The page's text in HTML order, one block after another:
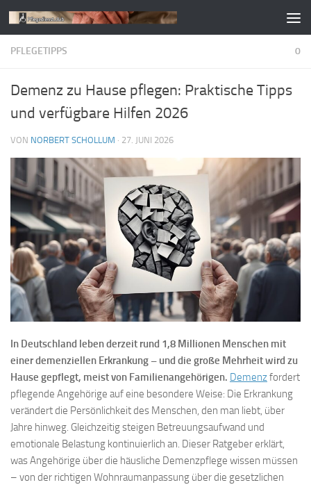
Zum Inhalt springen
PFLEGETIPPS 0
Demenz zu Hause pflegen: Praktische Tipps
und verfügbare Hilfen 2026
VON NORBERT SCHOLLUM · 27. JUNI 2026
In Deutschland leben derzeit rund 1,8 Millionen Menschen mit
einer demenziellen Erkrankung – und die große Mehrheit wird zu
Hause gepflegt, meist von Familienangehörigen. Demenzfordert
pflegende Angehörige auf eine besondere Weise: Die Erkrankung
verändert die Persönlichkeit des Menschen, den man liebt, über
Jahre hinweg. Gleichzeitig steigen Betreuungsaufwand und
emotionale Belastung kontinuierlich an. Dieser Ratgeber erklärt,
was Angehörige über die häusliche Demenzpflege wissen müssen
– von der richtigen Wohnraumanpassung über die gesetzlichen